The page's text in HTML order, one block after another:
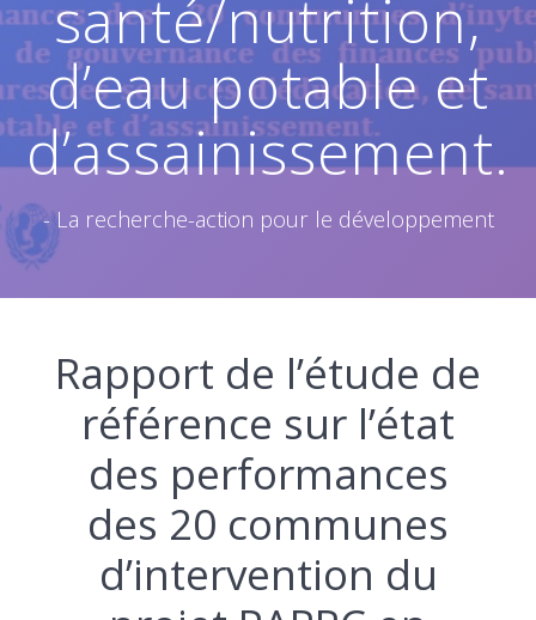
santé/nutrition,
d’eau potable et
d’assainissement.
- La recherche-action pour le développement
Rapport de l’étude de
référence sur l’état
des performances
des 20 communes
d’intervention du